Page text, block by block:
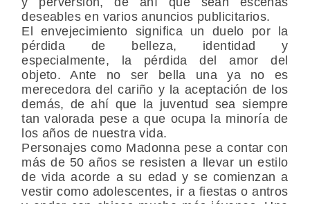
deseables en varios anuncios publicitarios.
El envejecimiento significa un duelo por la
pérdida de belleza, identidad y
especialmente, la pérdida del amor del
objeto. Ante no ser bella una ya no es
merecedora del cariño y la aceptación de los
demás, de ahí que la juventud sea siempre
tan valorada pese a que ocupa la minoría de
los años de nuestra vida.
Personajes como Madonna pese a contar con
más de 50 años se resisten a llevar un estilo
de vida acorde a su edad y se comienzan a
vestir como adolescentes, ir a fiestas o antros